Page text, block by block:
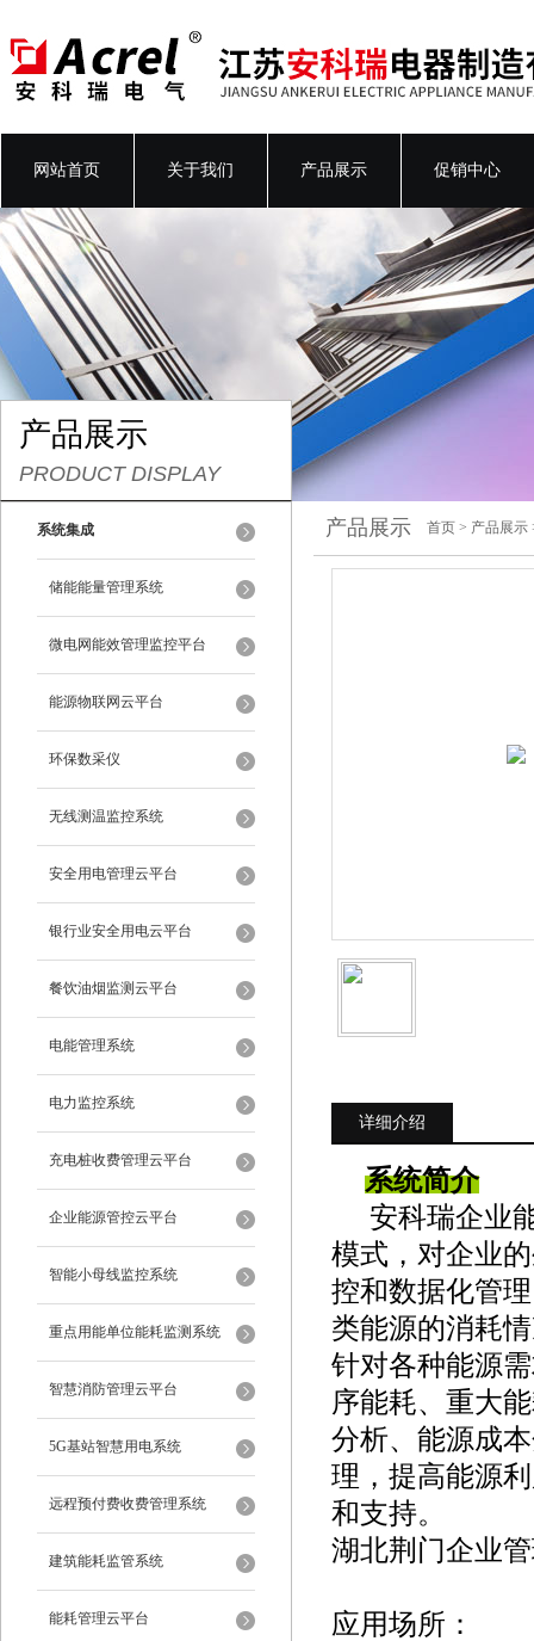
网站首页 关于我们 产品展示 促销中心
产品展示
PRODUCT DISPLAY
系统集成
储能能量管理系统
微电网能效管理监控平台
能源物联网云平台
环保数采仪
无线测温监控系统
安全用电管理云平台
银行业安全用电云平台
餐饮油烟监测云平台
电能管理系统
电力监控系统
充电桩收费管理云平台
企业能源管控云平台
智能小母线监控系统
重点用能单位能耗监测系统
智慧消防管理云平台
5G基站智慧用电系统
远程预付费收费管理系统
建筑能耗监管系统
能耗管理云平台
产品展示 首页 > 产品展示
详细介绍
系统简介
安科瑞企业
模式，对企业
控和数据化管
类能源的消耗
针对各种能源
序能耗、重大
分析、能源成
理，提高能源
和支持。
湖北荆门企业
应用场所：